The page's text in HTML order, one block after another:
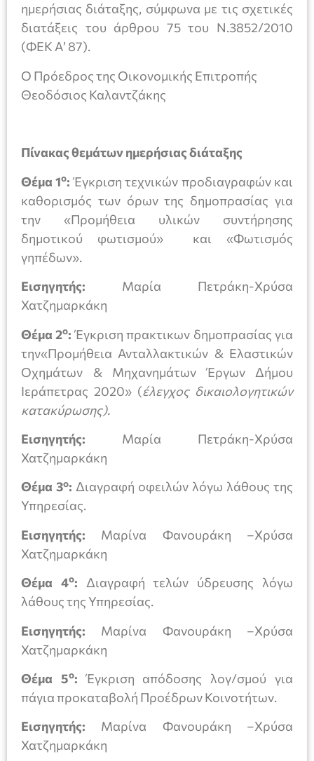
ημερήσιας διάταξης, σύμφωνα με τις σχετικές
διατάξεις του άρθρου 75 του Ν.3852/2010
(ΦΕΚ Α’ 87).
Ο Πρόεδρος της Οικονομικής Επιτροπής
Θεοδόσιος Καλαντζάκης
Πίνακας θεμάτων ημερήσιας διάταξης
Θέμα 1ο:Έγκριση τεχνικών προδιαγραφών και
καθορισμός των όρων της δημοπρασίας για
την «Προμήθεια υλικών συντήρησης
δημοτικού φωτισμού» και «Φωτισμός
γηπέδων».
Εισηγητής: Μαρία Πετράκη-Χρύσα
Χατζημαρκάκη
Θέμα 2ο: Έγκριση πρακτικων δημοπρασίας για
την«Προμήθεια Ανταλλακτικών & Ελαστικών
Οχημάτων & Μηχανημάτων Έργων Δήμου
Ιεράπετρας 2020» (έλεγχος δικαιολογητικών
κατακύρωσης).
Εισηγητής: Μαρία Πετράκη-Χρύσα
Χατζημαρκάκη
Θέμα 3ο: Διαγραφή οφειλών λόγω λάθους της
Υπηρεσίας.
Εισηγητής: Μαρίνα Φανουράκη –Χρύσα
Χατζημαρκάκη
Θέμα 4ο: Διαγραφή τελών ύδρευσης λόγω
λάθους της Υπηρεσίας.
Εισηγητής: Μαρίνα Φανουράκη –Χρύσα
Χατζημαρκάκη
Θέμα 5ο: Έγκριση απόδοσης λογ/σμού για
πάγια προκαταβολή Προέδρων Κοινοτήτων.
Εισηγητής: Μαρίνα Φανουράκη –Χρύσα
Χατζημαρκάκη